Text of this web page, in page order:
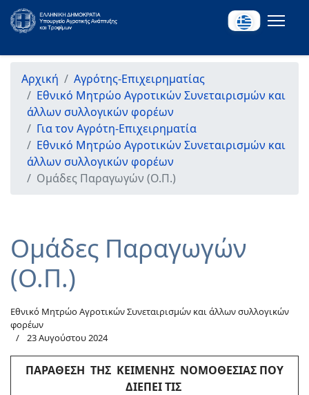
Αρχική
Αγρότης-Επιχειρηματίας
Εθνικό Μητρώο Αγροτικών Συνεταιρισμών και
άλλων συλλογικών φορέων
Για τον Αγρότη-Επιχειρηματία
Εθνικό Μητρώο Αγροτικών Συνεταιρισμών και
άλλων συλλογικών φορέων
Ομάδες Παραγωγών (Ο.Π.)
Ομάδες Παραγωγών
(Ο.Π.)
Εθνικό Μητρώο Αγροτικών Συνεταιρισμών και άλλων συλλογικών
φορέων
23 Αυγούστου 2024
ΠΑΡΑΘΕΣΗ ΤΗΣ ΚΕΙΜΕΝΗΣ ΝΟΜΟΘΕΣΙΑΣ ΠΟΥ
ΔΙΕΠΕΙ ΤΙΣ